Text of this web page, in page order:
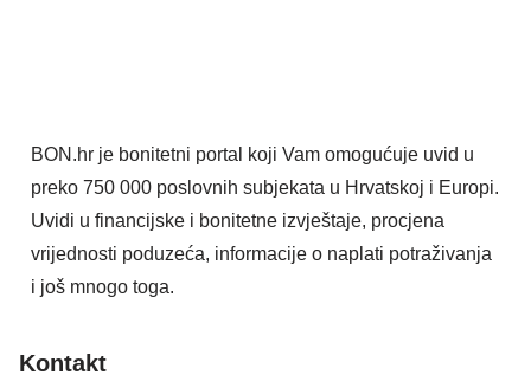
BON.hr je bonitetni portal koji Vam omogućuje uvid u
preko 750 000 poslovnih subjekata u Hrvatskoj i Europi.
Uvidi u financijske i bonitetne izvještaje, procjena
vrijednosti poduzeća, informacije o naplati potraživanja
i još mnogo toga.
Kontakt